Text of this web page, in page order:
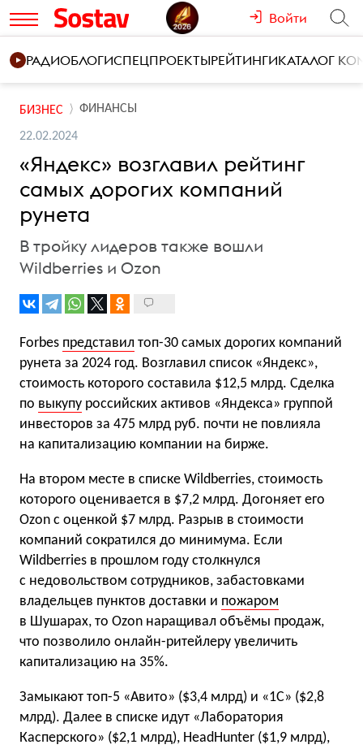
Войти
РАДИОБЛОГИСПЕЦПРОЕКТЫРЕЙТИНГИКАТАЛОГ
БИЗНЕС ФИНАНСЫ
22.02.2024
«Яндекс» возглавил рейтинг
самых дорогих компаний
рунета
В тройку лидеров также вошли
Wildberries и Ozon
Forbes представил топ-30 самых дорогих компаний
рунета за 2024 год. Возглавил список «Яндекс»,
стоимость которого составила $12,5 млрд. Сделка
по выкупу российских активов «Яндекса» группой
инвесторов за 475 млрд руб. почти не повлияла
на капитализацию компании на бирже.
На втором месте в списке Wildberries, стоимость
которого оценивается в $7,2 млрд. Догоняет его
Ozon с оценкой $7 млрд. Разрыв в стоимости
компаний сократился до минимума. Если
Wildberries в прошлом году столкнулся
с недовольством сотрудников, забастовками
владельцев пунктов доставки и пожаром
в Шушарах, то Оzon наращивал объёмы продаж,
что позволило онлайн-ритейлеру увеличить
капитализацию на 35%.
Замыкают топ-5 «Авито» ($3,4 млрд) и «1С» ($2,8
млрд). Далее в списке идут «Лаборатория
Касперского» ($2,1 млрд), HeadHunter ($1,9 млрд),